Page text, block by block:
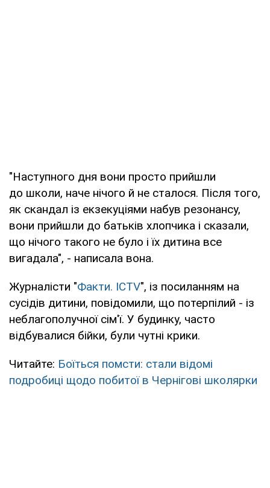
"Наступного дня вони просто прийшли
до школи, наче нічого й не сталося. Після того,
як скандал із екзекуціями набув резонансу,
вони прийшли до батьків хлопчика і сказали,
що нічого такого не було і їх дитина все
вигадала", - написала вона.
Журналісти "Факти. ICTV", із посиланням на
сусідів дитини, повідомили, що потерпілий - із
неблагополучної сім'ї. У будинку, часто
відбувалися бійки, були чутні крики.
Читайте: Боїться помсти: стали відомі
подробиці щодо побитої в Чернігові школярки